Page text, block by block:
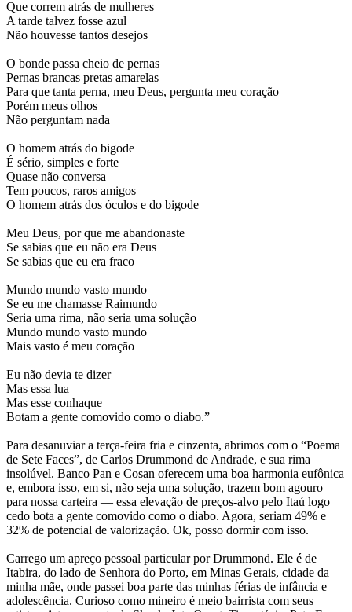
Que correm atrás de mulheres
A tarde talvez fosse azul
Não houvesse tantos desejos
O bonde passa cheio de pernas
Pernas brancas pretas amarelas
Para que tanta perna, meu Deus, pergunta meu coração
Porém meus olhos
Não perguntam nada
O homem atrás do bigode
É sério, simples e forte
Quase não conversa
Tem poucos, raros amigos
O homem atrás dos óculos e do bigode
Meu Deus, por que me abandonaste
Se sabias que eu não era Deus
Se sabias que eu era fraco
Mundo mundo vasto mundo
Se eu me chamasse Raimundo
Seria uma rima, não seria uma solução
Mundo mundo vasto mundo
Mais vasto é meu coração
Eu não devia te dizer
Mas essa lua
Mas esse conhaque
Botam a gente comovido como o diabo.”
Para desanuviar a terça-feira fria e cinzenta, abrimos com o “Poema
de Sete Faces”, de Carlos Drummond de Andrade, e sua rima
insolúvel. Banco Pan e Cosan oferecem uma boa harmonia eufônica
e, embora isso, em si, não seja uma solução, trazem bom agouro
para nossa carteira — essa elevação de preços-alvo pelo Itaú logo
cedo bota a gente comovido como o diabo. Agora, seriam 49% e
32% de potencial de valorização. Ok, posso dormir com isso.
Carrego um apreço pessoal particular por Drummond. Ele é de
Itabira, do lado de Senhora do Porto, em Minas Gerais, cidade da
minha mãe, onde passei boa parte das minhas férias de infância e
adolescência. Curioso como mineiro é meio bairrista com seus